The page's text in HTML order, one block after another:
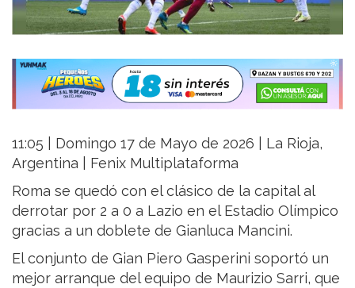
11:05 | Domingo 17 de Mayo de 2026 | La Rioja,
Argentina | Fenix Multiplataforma
Roma se quedó con el clásico de la capital al
derrotar por 2 a 0 a Lazio en el Estadio Olímpico
gracias a un doblete de Gianluca Mancini.
El conjunto de Gian Piero Gasperini soportó un
mejor arranque del equipo de Maurizio Sarri, que